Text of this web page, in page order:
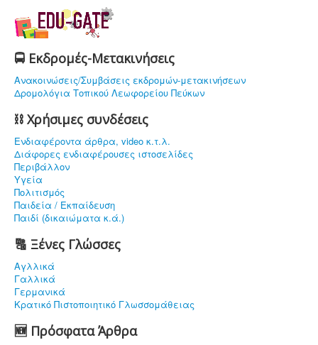
🚍 Εκδρομές-Μετακινήσεις
Ανακοινώσεις/Συμβάσεις εκδρομών-μετακινήσεων
Δρομολόγια Τοπικού Λεωφορείου Πεύκων
⛓ Χρήσιμες συνδέσεις
Ενδιαφέρoντα άρθρα, video κ.τ.λ.
Διάφορες ενδιαφέρουσες ιστοσελίδες
Περιβάλλον
Υγεία
Πολιτισμός
Παιδεία / Εκπαίδευση
Παιδί (δικαιώματα κ.ά.)
🔠 Ξένες Γλώσσες
Αγλλικά
Γαλλικά
Γερμανικά
Κρατικό Πιστοποιητικό Γλωσσομάθειας
🆕 Πρόσφατα Άρθρα